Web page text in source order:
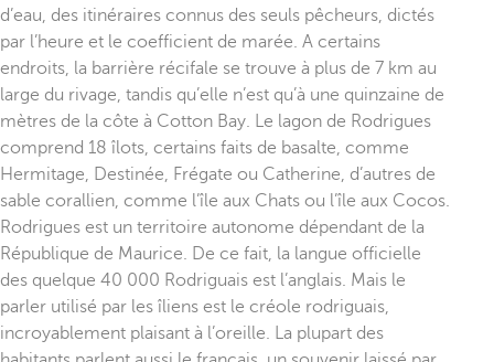
d’eau, des itinéraires connus des seuls pêcheurs, dictés
par l’heure et le coefficient de marée. A certains
endroits, la barrière récifale se trouve à plus de 7 km au
large du rivage, tandis qu’elle n’est qu’à une quinzaine de
mètres de la côte à Cotton Bay. Le lagon de Rodrigues
comprend 18 îlots, certains faits de basalte, comme
Hermitage, Destinée, Frégate ou Catherine, d’autres de
sable corallien, comme l’île aux Chats ou l’île aux Cocos.
Rodrigues est un territoire autonome dépendant de la
République de Maurice. De ce fait, la langue officielle
des quelque 40 000 Rodriguais est l’anglais. Mais le
parler utilisé par les îliens est le créole rodriguais,
incroyablement plaisant à l’oreille. La plupart des